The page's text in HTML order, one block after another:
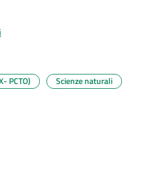
PCTO)
Scienze naturali